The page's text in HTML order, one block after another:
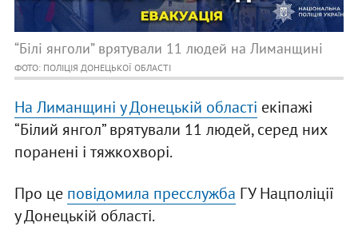
“Білі янголи” врятували 11 людей на Лиманщині
ФОТО: ПОЛІЦІЯ ДОНЕЦЬКОЇ ОБЛАСТІ
На Лиманщині у Донецькій області екіпажі
“Білий янгол” врятували 11 людей, серед них
поранені і тяжкохворі.
Про це повідомила пресслужба ГУ Нацполіції
у Донецькій області.